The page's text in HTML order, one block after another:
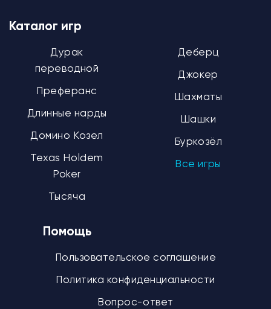
Каталог игр
Дурак
переводной
Преферанс
Длинные нарды
Домино Козел
Texas Holdem
Poker
Тысяча
Деберц
Джокер
Шахматы
Шашки
Буркозёл
Все игры
Помощь
Пользовательское соглашение
Политика конфиденциальности
Вопрос-ответ